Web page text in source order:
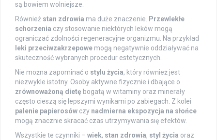
są bowiem wolniejsze.
Również stan zdrowia ma duże znaczenie. Przewlekłe
schorzenia czy stosowanie niektórych leków mogą
ograniczać zdolności regeneracyjne organizmu. Na przykład
leki przeciwzakrzepowe mogą negatywnie oddziaływać na
skuteczność wybranych procedur estetycznych.
Nie można zapominać o stylu życia, który również jest
niezwykle istotny. Osoby aktywne fizycznie i dbające o
zrównoważoną dietę bogatą w witaminy oraz minerały
często cieszą się lepszymi wynikami po zabiegach. Z kolei
palenie papierosów czy nadmierna ekspozycja na słońce
mogą znacznie skracać czas utrzymywania się efektów.
Wszystkie te czynniki – wiek, stan zdrowia, styl życia oraz